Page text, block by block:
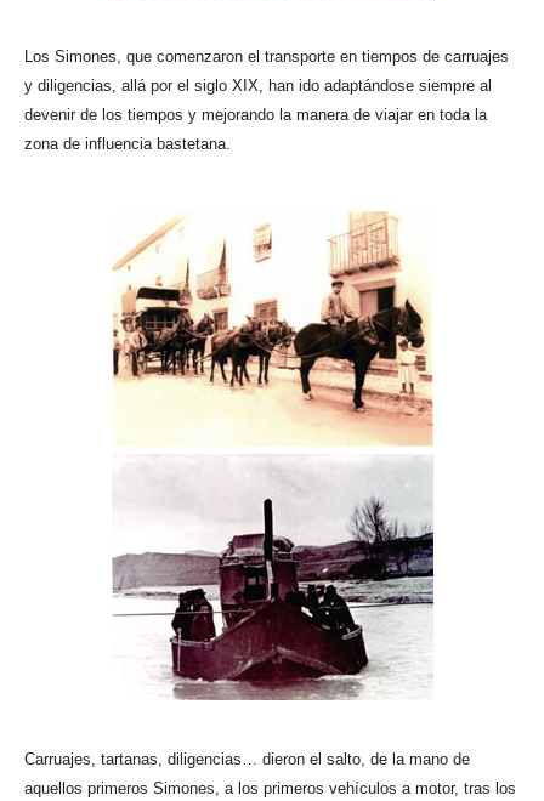
Los Simones, que comenzaron el transporte en tiempos de carruajes
y diligencias, allá por el siglo XIX, han ido adaptándose siempre al
devenir de los tiempos y mejorando la manera de viajar en toda la
zona de influencia bastetana.
Carruajes, tartanas, diligencias… dieron el salto, de la mano de
aquellos primeros Simones, a los primeros vehículos a motor, tras los